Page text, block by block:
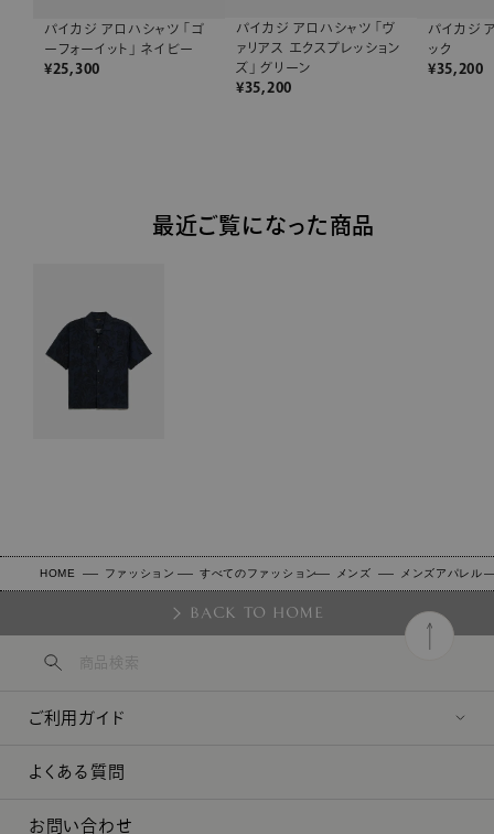
パイカジ アロハシャツ 「ゴ
ーフォーイット」 ネイビー
¥25,300
パイカジ アロハシャツ 「ヴ
ァリアス エクスプレッション
ズ」 グリーン
¥35,200
パイカジ
ック
¥35,200
最近ご覧になった商品
HOME ファッション すべてのファッション メンズ メンズアパレル
BACK TO HOME
ご利用ガイド
よくある質問
お問い合わせ